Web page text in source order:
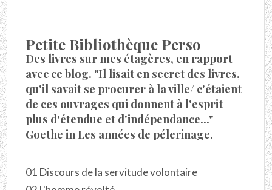
Petite Bibliothèque Perso
Des livres sur mes étagères, en rapport
avec ce blog. "Il lisait en secret des livres,
qu'il savait se procurer à la ville/ c'étaient
de ces ouvrages qui donnent à l'esprit
plus d'étendue et d'indépendance..."
Goethe in Les années de pélerinage.
01 Discours de la servitude volontaire